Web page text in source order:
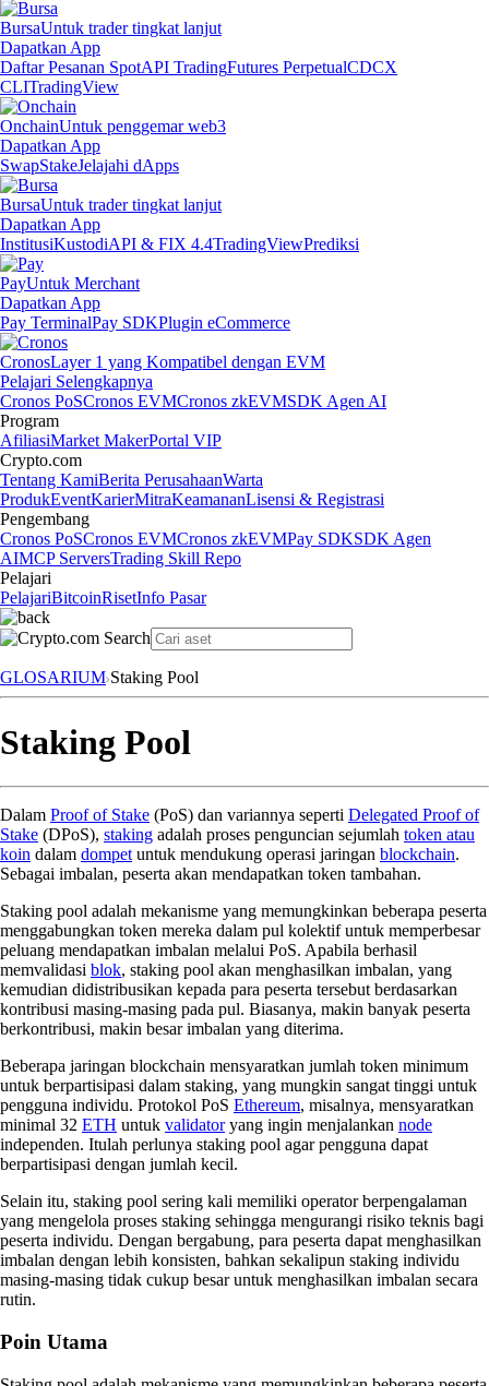
BursaUntuk trader tingkat lanjut
Dapatkan App
Daftar Pesanan SpotAPI TradingFutures PerpetualCDCX
CLITradingView
OnchainUntuk penggemar web3
Dapatkan App
SwapStakeJelajahi dApps
BursaUntuk trader tingkat lanjut
Dapatkan App
InstitusiKustodiAPI & FIX 4.4TradingViewPrediksi
PayUntuk Merchant
Dapatkan App
Pay TerminalPay SDKPlugin eCommerce
CronosLayer 1 yang Kompatibel dengan EVM
Pelajari Selengkapnya
Cronos PoSCronos EVMCronos zkEVMSDK Agen AI
Program
AfiliasiMarket MakerPortal VIP
Crypto.com
Tentang KamiBerita PerusahaanWarta
ProdukEventKarierMitraKeamananLisensi & Registrasi
Pengembang
Cronos PoSCronos EVMCronos zkEVMPay SDKSDK Agen
AIMCP ServersTrading Skill Repo
Pelajari
PelajariBitcoinRisetInfo Pasar
GLOSARIUM Staking Pool
Staking Pool
Dalam Proof of Stake (PoS) dan variannya seperti Delegated Proof of
Stake (DPoS), staking adalah proses penguncian sejumlah token atau
koin dalam dompet untuk mendukung operasi jaringan blockchain.
Sebagai imbalan, peserta akan mendapatkan token tambahan.
Staking pool adalah mekanisme yang memungkinkan beberapa peserta
menggabungkan token mereka dalam pul kolektif untuk memperbesar
peluang mendapatkan imbalan melalui PoS. Apabila berhasil
memvalidasi blok, staking pool akan menghasilkan imbalan, yang
kemudian didistribusikan kepada para peserta tersebut berdasarkan
kontribusi masing-masing pada pul. Biasanya, makin banyak peserta
berkontribusi, makin besar imbalan yang diterima.
Beberapa jaringan blockchain mensyaratkan jumlah token minimum
untuk berpartisipasi dalam staking, yang mungkin sangat tinggi untuk
pengguna individu. Protokol PoS Ethereum, misalnya, mensyaratkan
minimal 32 ETH untuk validatoryang ingin menjalankan node
independen. Itulah perlunya staking pool agar pengguna dapat
berpartisipasi dengan jumlah kecil.
Selain itu, staking pool sering kali memiliki operator berpengalaman
yang mengelola proses staking sehingga mengurangi risiko teknis bagi
peserta individu. Dengan bergabung, para peserta dapat menghasilkan
imbalan dengan lebih konsisten, bahkan sekalipun staking individu
masing-masing tidak cukup besar untuk menghasilkan imbalan secara
rutin.
Poin Utama